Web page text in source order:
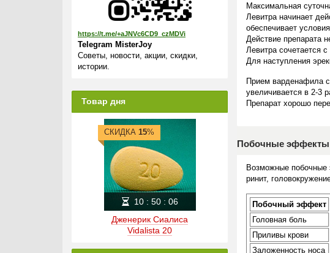
Максимальная
Левитра начинает
обеспечивает
Действие препарата
Левитра сочетается
Для наступления
Прием варденафила
увеличивается в 2-3
Препарат хорошо
Побочные эффекты
Возможные побочные
ринит,
Побочный эффект
Головная боль
Приливы крови
Заложенность носа
https://t.me/+aJNVc6CD9_czMDVi
Telegram MisterJoy
Советы, новости, акции, скидки,
истории.
Товар дня
Дженерик Сиалиса
Vidalista 20
СКИДКА 15%
10: 50: 06